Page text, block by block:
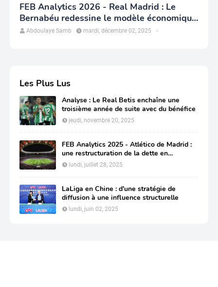
FEB Analytics 2026 - Real Madrid : Le
Bernabéu redessine le modèle économique
du club
Abdoulaye Samb -
mardi, décembre 02, 2025
Les Plus Lus
Analyse : Le Real Betis enchaîne une
troisième année de suite avec du bénéfice
jeudi, novembre 20, 2025
FEB Analytics 2025 - Atlético de Madrid :
une restructuration de la dette en
profondeur pour préserver sa compétitivité
lundi, juillet 28, 2025
LaLiga en Chine : d'une stratégie de
diffusion à une influence structurelle
lundi, juin 02, 2025